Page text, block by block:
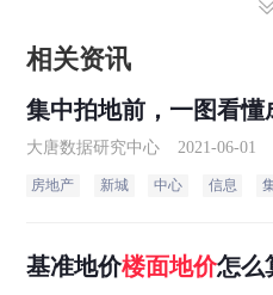
相关资讯
集中拍地前，一图看懂
价！
大唐数据研究中心 2021-06-01
房地产 新城 中心 信息
基准地价楼面地价怎么